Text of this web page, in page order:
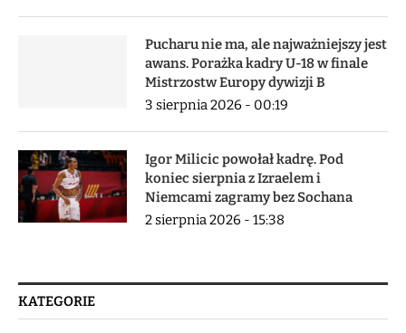
Pucharu nie ma, ale najważniejszy jest
awans. Porażka kadry U-18 w finale
Mistrzostw Europy dywizji B
3 sierpnia 2026 - 00:19
Igor Milicic powołał kadrę. Pod
koniec sierpnia z Izraelem i
Niemcami zagramy bez Sochana
2 sierpnia 2026 - 15:38
KATEGORIE